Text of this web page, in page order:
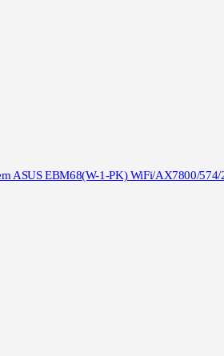
ASUS EBM68(W-1-PK) WiFi/AX7800/574/